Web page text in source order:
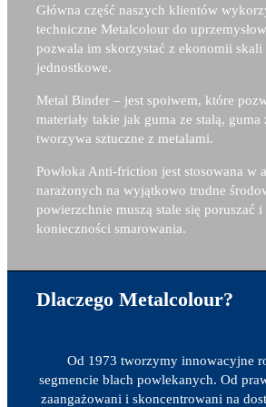
Główna część naszych klientów
techniczne Metalcolour do
pozwala im skorzystać z ekonomii
jednostkowe.
Metal Binder – jest spoiwem, które
materiały takie jak guma ze stalą,
tworzywa sztuczne z metalami.
Powłoka Anti-friction jest stosowana w
narażonych na wyjątkowo trudne
powierzchnie muszą stale się poruszać
konieczności smarowania.
Dlaczego Metalcolour?
Od 1973 tworzymy innowacyjne
segmencie blach powlekanych. Od
zaangażowani i skoncentrowani na